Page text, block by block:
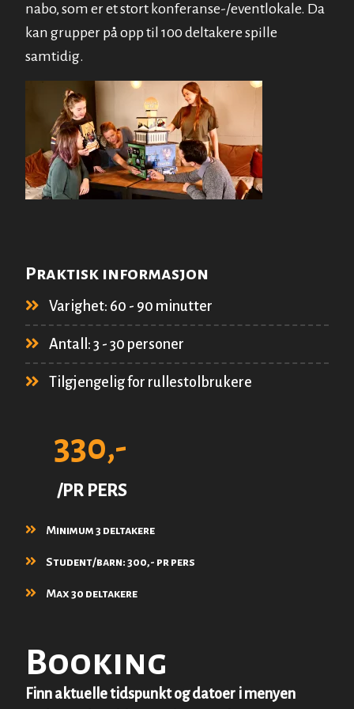
nabo, som er et stort konferanse-/eventlokale. Da
kan grupper på opp til 100 deltakere spille
samtidig.
Praktisk informasjon
Varighet: 60 - 90 minutter
Antall: 3 - 30 personer
Tilgjengelig for rullestolbrukere
330,-
/PR PERS
Minimum 3 deltakere
Student/barn: 300,- pr pers
Max 30 deltakere
Booking
Finn aktuelle tidspunkt og datoer i menyen